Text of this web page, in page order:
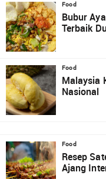
Food
Bubur
Terbaik
Food
Malaysia
Nasional
Food
Resep
Ajang